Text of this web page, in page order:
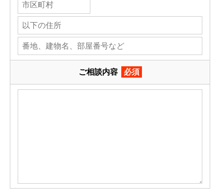
ご相談内容 必須